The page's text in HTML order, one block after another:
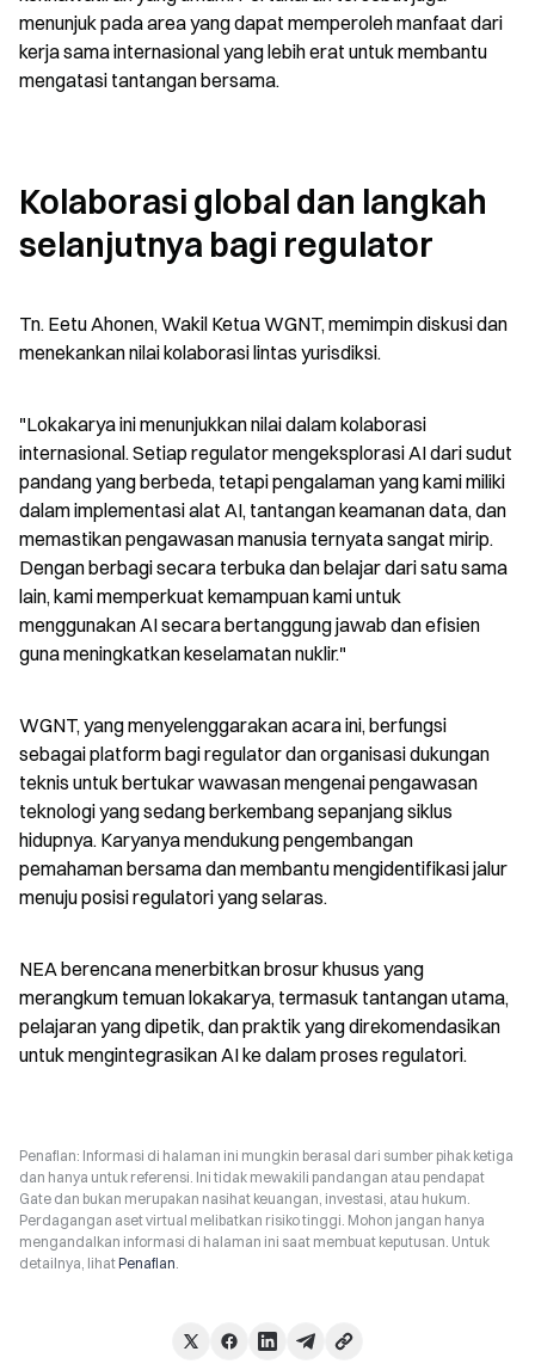
menunjuk pada area yang dapat memperoleh manfaat dari
kerja sama internasional yang lebih erat untuk membantu
mengatasi tantangan bersama.
Kolaborasi global dan langkah
selanjutnya bagi regulator
Tn. Eetu Ahonen, Wakil Ketua WGNT, memimpin diskusi dan
menekankan nilai kolaborasi lintas yurisdiksi.
"Lokakarya ini menunjukkan nilai dalam kolaborasi
internasional. Setiap regulator mengeksplorasi AI dari sudut
pandang yang berbeda, tetapi pengalaman yang kami miliki
dalam implementasi alat AI, tantangan keamanan data, dan
memastikan pengawasan manusia ternyata sangat mirip.
Dengan berbagi secara terbuka dan belajar dari satu sama
lain, kami memperkuat kemampuan kami untuk
menggunakan AI secara bertanggung jawab dan efisien
guna meningkatkan keselamatan nuklir."
WGNT, yang menyelenggarakan acara ini, berfungsi
sebagai platform bagi regulator dan organisasi dukungan
teknis untuk bertukar wawasan mengenai pengawasan
teknologi yang sedang berkembang sepanjang siklus
hidupnya. Karyanya mendukung pengembangan
pemahaman bersama dan membantu mengidentifikasi jalur
menuju posisi regulatori yang selaras.
NEA berencana menerbitkan brosur khusus yang
merangkum temuan lokakarya, termasuk tantangan utama,
pelajaran yang dipetik, dan praktik yang direkomendasikan
untuk mengintegrasikan AI ke dalam proses regulatori.
Penafian: Informasi di halaman ini mungkin berasal dari sumber pihak ketiga
dan hanya untuk referensi. Ini tidak mewakili pandangan atau pendapat
Gate dan bukan merupakan nasihat keuangan, investasi, atau hukum.
Perdagangan aset virtual melibatkan risiko tinggi. Mohon jangan hanya
mengandalkan informasi di halaman ini saat membuat keputusan. Untuk
detailnya, lihatPenafian.